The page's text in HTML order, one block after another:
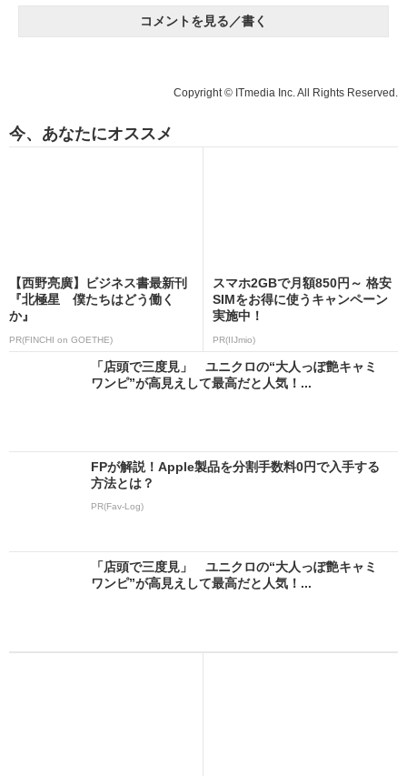
コメントを見る／書く
Copyright © ITmedia Inc. All Rights Reserved.
今、あなたにオススメ
【西野亮廣】ビジネス書最新刊
『北極星 僕たちはどう働く
か』
PR(FINCHI on GOETHE)
スマホ2GBで月額850円～ 格安
SIMをお得に使うキャンペーン
実施中！
PR(IIJmio)
「店頭で三度見」 ユニクロの“大人っぽ艶キャミ
ワンピ”が高見えして最高だと人気！...
FPが解説！Apple製品を分割手数料0円で入手する
方法とは？
PR(Fav-Log)
「店頭で三度見」 ユニクロの“大人っぽ艶キャミ
ワンピ”が高見えして最高だと人気！...